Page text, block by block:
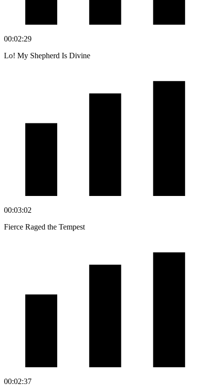
00:02:29
Lo! My Shepherd Is Divine
00:03:02
Fierce Raged the Tempest
00:02:37